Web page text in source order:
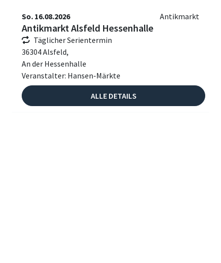
So. 16.08.2026 Antikmarkt
Antikmarkt Alsfeld Hessenhalle
Täglicher Serientermin
36304 Alsfeld,
An der Hessenhalle
Veranstalter: Hansen-Märkte
ALLE DETAILS